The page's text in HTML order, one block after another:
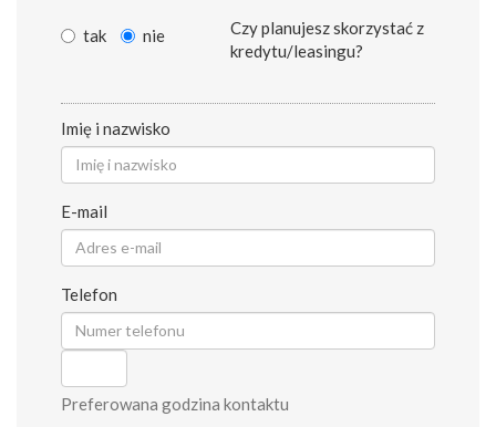
tak nie
Czy planujesz skorzystać z
kredytu/leasingu?
Imię i nazwisko
E-mail
Telefon
Preferowana godzina kontaktu